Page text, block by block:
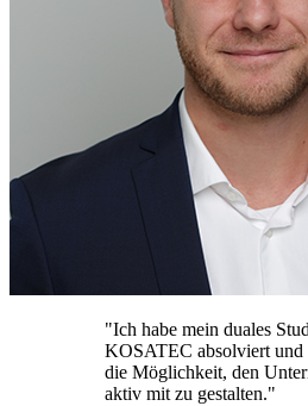
"Ich habe mein duales
KOSATEC absolviert und
die Möglichkeit, den
aktiv mit zu gestalten."